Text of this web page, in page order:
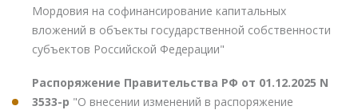
Мордовия на софинансирование капитальных
вложений в объекты государственной собственности
субъектов Российской Федерации"
Распоряжение Правительства РФ от 01.12.2025 N
3533-р "О внесении изменений в распоряжение